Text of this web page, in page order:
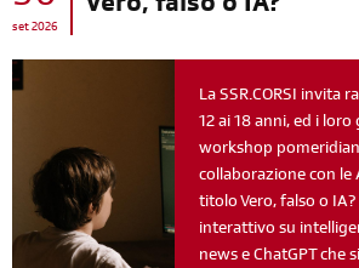
set 2026
Vero, falso o IA?
La SSR.CORSI invita
12 ai 18 anni, ed i
workshop
collaborazione con le
titolo Vero, falso o
interattivo su
news e ChatGPT che